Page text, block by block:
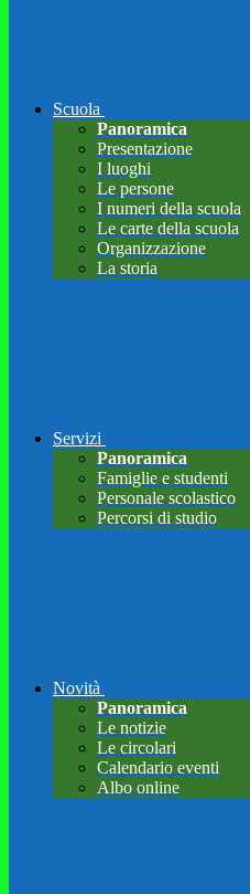
Scuola
Panoramica
Presentazione
I luoghi
Le persone
I numeri della scuola
Le carte della scuola
Organizzazione
La storia
Servizi
Panoramica
Famiglie e studenti
Personale scolastico
Percorsi di studio
Novità
Panoramica
Le notizie
Le circolari
Calendario eventi
Albo online